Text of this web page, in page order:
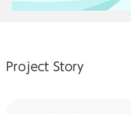
Project Story